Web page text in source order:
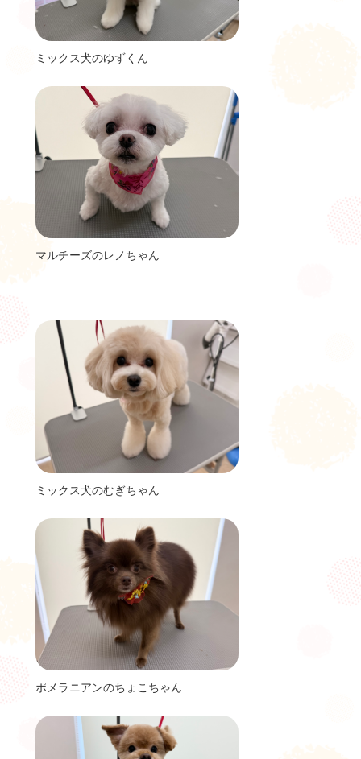
ミックス犬のゆずくん
マルチーズのレノちゃん
ミックス犬のむぎちゃん
ポメラニアンのちょこちゃん